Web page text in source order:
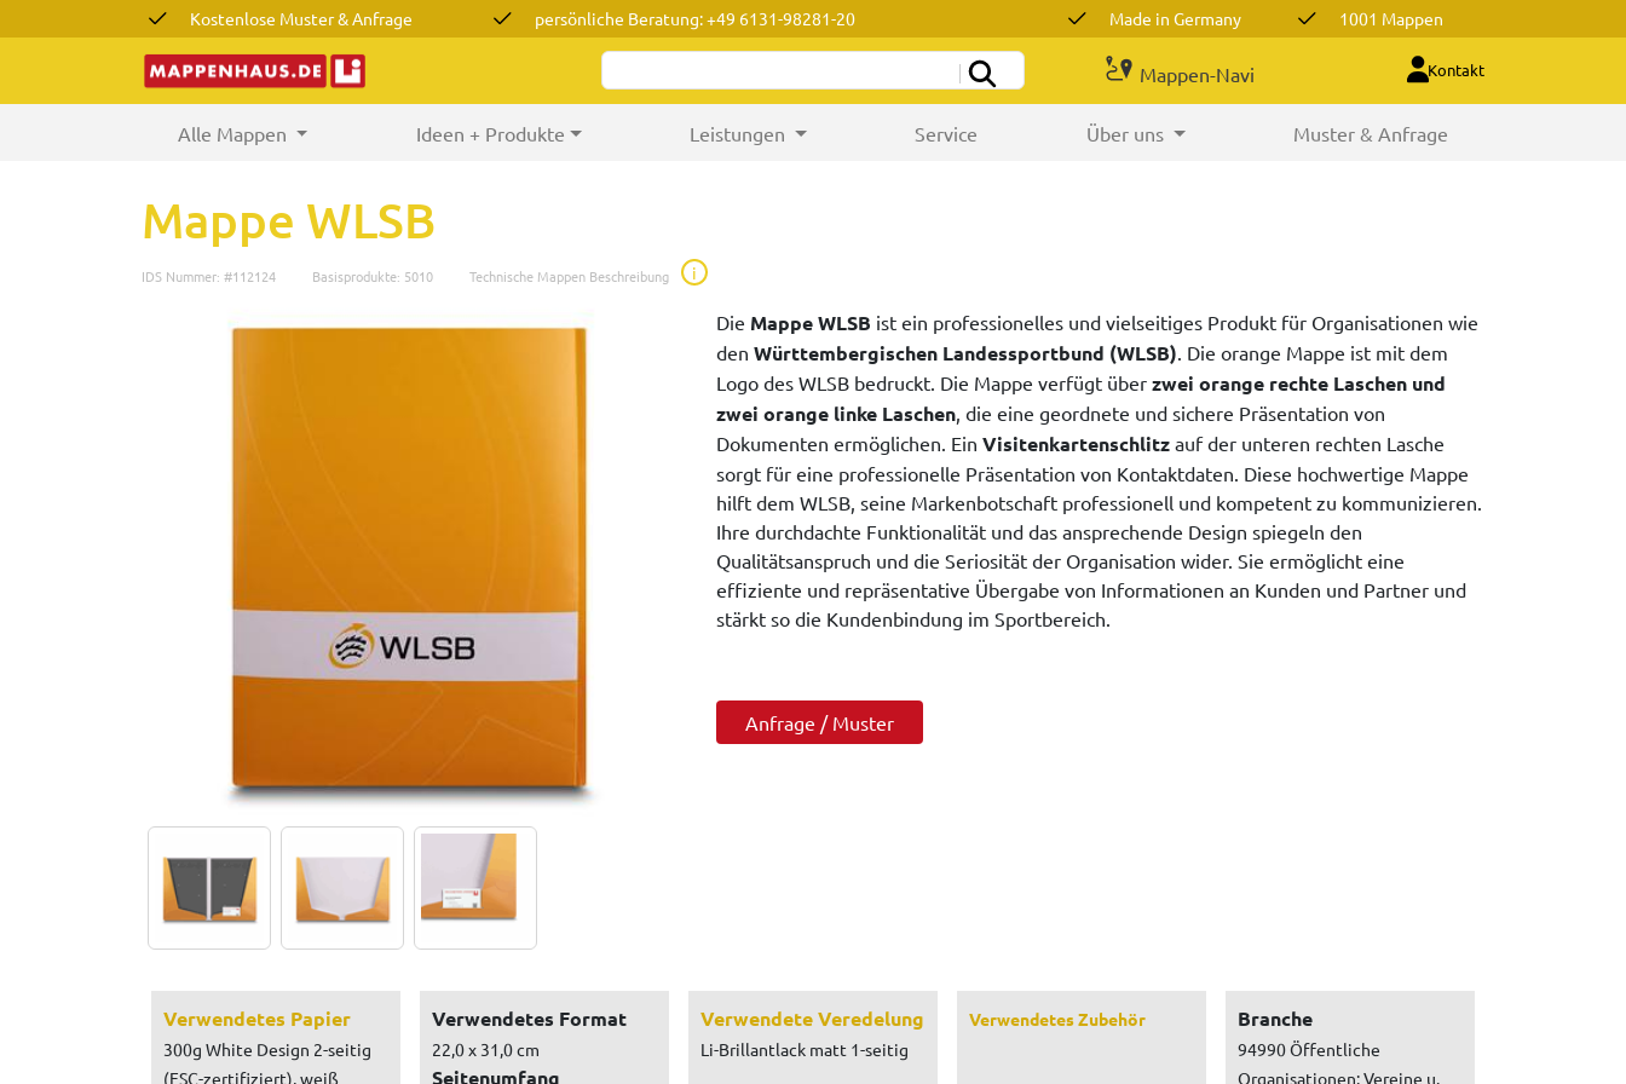
Kostenlose Muster & Anfrage persönliche Beratung: +49 6131-98281-20 Made in Germany 1001 Mappen
Mappen-Navi Kontakt
Alle Mappen (current) Ideen + Produkte Leistungen Service Über uns Muster & Anfrage
Mappe WLSB
IDS Nummer: #112124 Basisprodukte: 5010 Technische Mappen Beschreibung i
Die Mappe WLSB ist ein professionelles und vielseitiges Produkt für Organisationen wie
den Württembergischen Landessportbund (WLSB). Die orange Mappe ist mit dem
Logo des WLSB bedruckt. Die Mappe verfügt über zwei orange rechte Laschen und
zwei orange linke Laschen, die eine geordnete und sichere Präsentation von
Dokumenten ermöglichen. Ein Visitenkartenschlitz auf der unteren rechten Lasche
sorgt für eine professionelle Präsentation von Kontaktdaten. Diese hochwertige Mappe
hilft dem WLSB, seine Markenbotschaft professionell und kompetent zu kommunizieren.
Ihre durchdachte Funktionalität und das ansprechende Design spiegeln den
Qualitätsanspruch und die Seriosität der Organisation wider. Sie ermöglicht eine
effiziente und repräsentative Übergabe von Informationen an Kunden und Partner und
stärkt so die Kundenbindung im Sportbereich.
Anfrage / Muster
Verwendetes Papier
300g White Design 2-seitig
(FSC-zertifiziert), weiß
Verwendetes Format
22,0 x 31,0 cm
Seitenumfang
Verwendete Veredelung
Li-Brillantlack matt 1-seitig
Verwendetes Zubehör Branche
94990 Öffentliche
Organisationen: Vereine u.